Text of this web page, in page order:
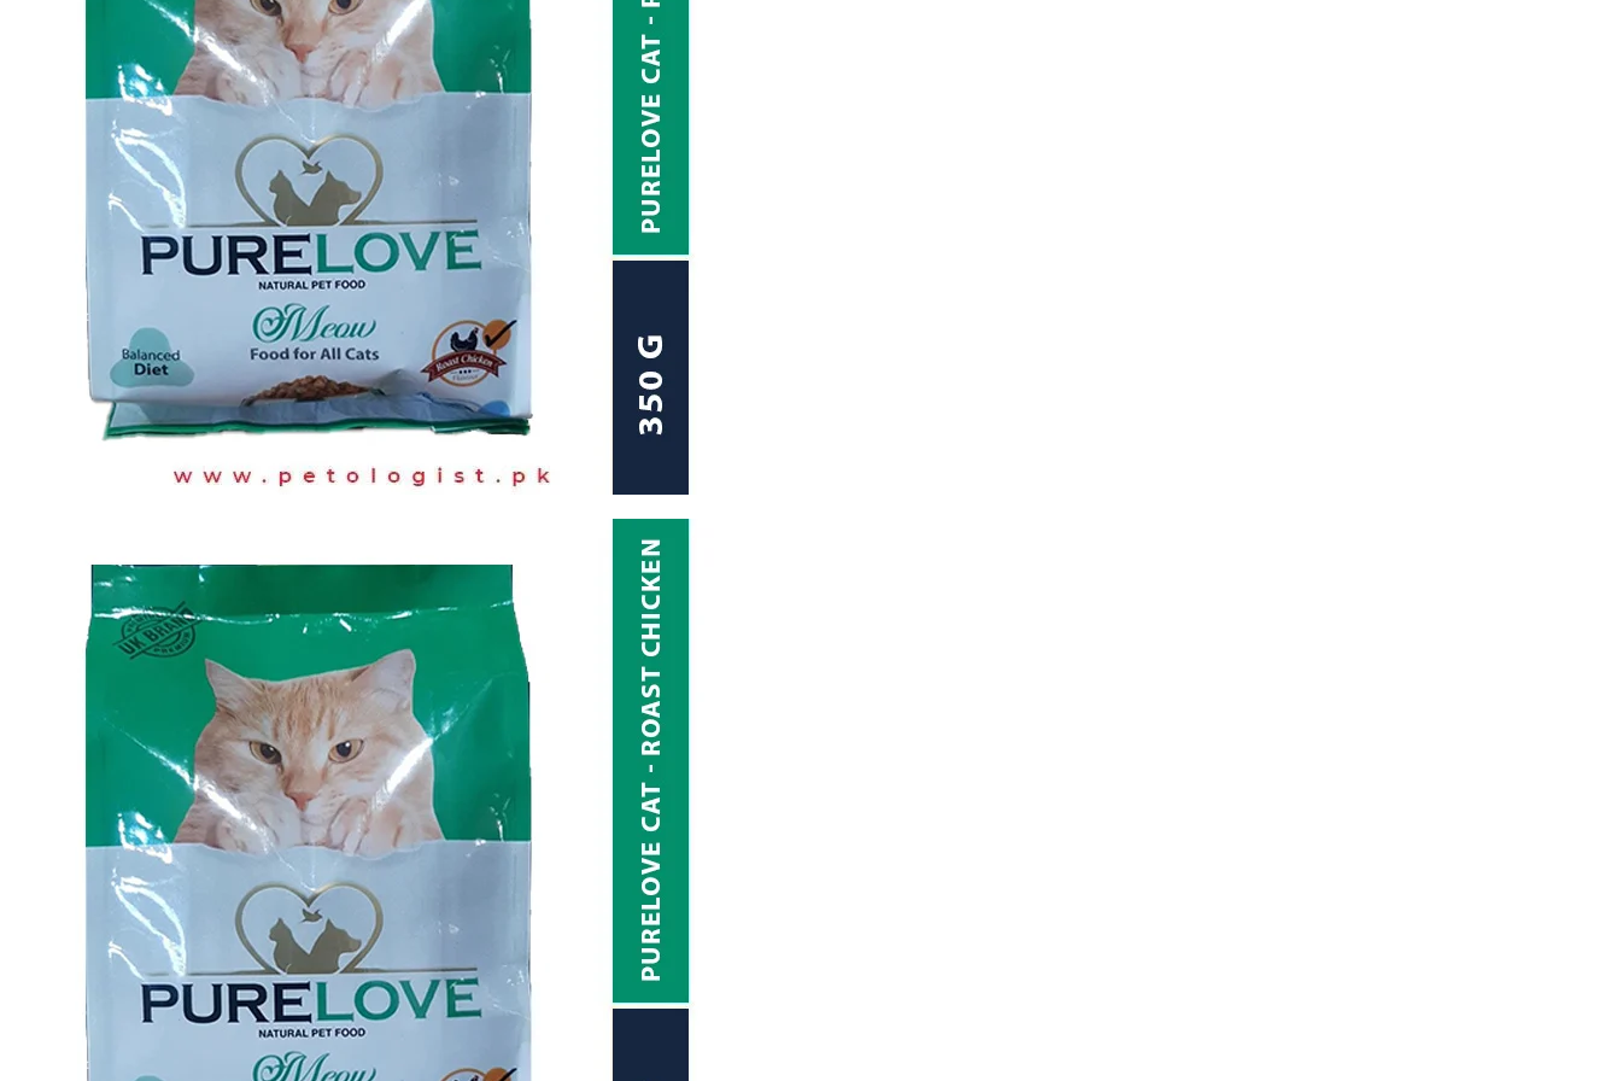
armonizar el mercado español con las directivas europeas y crear un entorno seguro para los apostadores. La Dirección General de Ordenación del Juego (DGOJ), actualmente integrada en la Dirección General de Regulación
del Juego, se constituyó como el organismo supervisor encargado de velar por el cumplimiento de estas disposiciones.
Los requisitos de identificación han experimentado una notable evolución desde la apertura del mercado. Inicialmente, los procesos de verificación eran relativamente básicos, centrándose principalmente en la confirmación
de datos personales mediante documentación escaneada. Sin embargo, la sofisticación de las técnicas de fraude y las exigencias de la Directiva Europea contra el Blanqueo de Capitales han impulsado la adopción de métodos
más avanzados. En 2015, se introdujeron cambios significativos que obligaron a los operadores a implementar sistemas de verificación más robustos, incluyendo la validación en tiempo real de documentos de identidad y la
comprobación de la residencia fiscal de los usuarios.
La normativa actual exige que los operadores verifiquen la identidad de cada usuario antes de permitir cualquier actividad de apuesta con dinero real. Este proceso incluye la validación del nombre completo, fecha de
nacimiento, dirección de residencia, número de identificación fiscal y la confirmación de que el usuario es mayor de 18 años. Además, los operadores deben mantener registros actualizados de estas verificaciones durante un
mínimo de diez años, permitiendo auditorías regulares por parte de las autoridades competentes.
Proceso de verificación en Betzoid España: métodos y tecnologías
Betzoid España implementa un sistema de verificación multinivel que combina tecnología automatizada con revisión manual cuando es necesario. El proceso comienza en el momento del registro, cuando los usuarios deben
proporcionar información personal básica que se coteja automáticamente con bases de datos oficiales. Esta primera capa de verificación utiliza algoritmos de validación que detectan inconsistencias o patrones sospechosos
en los datos introducidos.
La segunda fase requiere la presentación de documentación oficial. Los usuarios deben cargar una copia digital de su documento nacional de identidad, pasaporte o permiso de conducción. Para obtener
procedimientos específicos, la plataforma emplea tecnología de reconocimiento óptico de caracteres (OCR) que extrae automáticamente la información del documento y la compara con los datos proporcionados durante
el registro. Este sistema también incorpora verificaciones de seguridad que detectan posibles falsificaciones mediante el análisis de elementos de seguridad del documento, como hologramas, marcas de agua y patrones de
impresión específicos.
Un aspecto particularmente relevante del proceso de Betzoid España es la verificación de la dirección de residencia. Los usuarios deben presentar un documento reciente (no superior a tres meses) que acredite su domicilio,
como una factura de servicios públicos, extracto bancario o certificado de empadronamiento. Esta medida responde a los requisitos establecidos por la legislación española, que exige confirmar que los usuarios se encuentran
físicamente en territorio nacional al momento de realizar apuestas, en cumplimiento con las restricciones geográficas de la licencia de operación.
La plataforma también ha incorporado sistemas de verificación biométrica como capa adicional de seguridad. Mediante el uso de la cámara del dispositivo, los usuarios pueden realizar un proceso de verificación facial que
compara su imagen en tiempo real con la fotografía del documento de identidad presentado. Esta tecnología utiliza algoritmos de reconocimiento facial que analizan múltiples puntos biométricos, reduciendo
significativamente las posibilidades de suplantación de identidad. Estos avances tecnológicos no solo mejoran la seguridad, sino que también agilizan el proceso de verificación, permitiendo que muchos usuarios completen su
identificación en cuestión de minutos.
Desafíos operativos y protección de datos personales
La implementación de requisitos de identificación rigurosos presenta diversos desafíos tanto para los operadores como para los usuarios. Uno de los principales obstáculos es encontrar el equilibrio entre la exhaustividad de las
verificaciones y la experiencia del usuario. Procesos excesivamente complejos o prolongados pueden generar frustración y abandono durante el registro, mientras que verificaciones insuficientes exponen a la plataforma a
riesgos regulatorios y de seguridad.
La protección de datos personales constituye otra dimensión crítica de este proceso. El Reglamento General de Protección de Datos (RGPD) de la Unión Europea establece estrictas obligaciones sobre cómo las empresas
deben recopilar, almacenar y procesar información personal. Betzoid España, como operador sujeto a esta normativa, debe implementar medidas técnicas y organizativas que garanticen la confidencialidad e integridad de los
datos de sus usuarios. Esto incluye el cifrado de información sensible, la limitación del acceso a personal autorizado y la implementación de protocolos de respuesta ante posibles brechas de seguridad.